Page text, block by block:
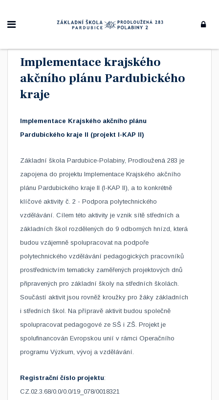
Implementace krajského
akčního plánu Pardubického
kraje
Implementace Krajského akčního plánu
Pardubického kraje II (projekt I-KAP II)
Základní škola Pardubice-Polabiny, Prodloužená 283 je
zapojena do projektu Implementace Krajského akčního
plánu Pardubického kraje II (I-KAP II), a to konkrétně
klíčové aktivity č. 2 - Podpora polytechnického
vzdělávání. Cílem této aktivity je vznik sítě středních a
základních škol rozdělených do 9 odborných hnízd, která
budou vzájemně spolupracovat na podpoře
polytechnického vzdělávání pedagogických pracovníků
prostřednictvím tematicky zaměřených projektových dnů
připravených pro základní školy na středních školách.
Součástí aktivit jsou rovněž kroužky pro žáky základních
i středních škol. Na přípravě aktivit budou společně
spolupracovat pedagogové ze SŠ i ZŠ. Projekt je
spolufinancován Evropskou unií v rámci Operačního
programu Výzkum, vývoj a vzdělávání.
Registrační číslo projektu:
CZ.02.3.68/0.0/0.0/19_078/0018321